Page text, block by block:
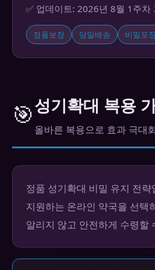
✅ 업데이트: 2026년 8월 1주차
정품보장 당일배송 비밀포
🎯성기확대 복용
올바른 복용으로 효과 극대
정품 성기확대 비밀 유지 전
지원하는 온라인 약국을 선택
알리지 않고 안전하게 수령할